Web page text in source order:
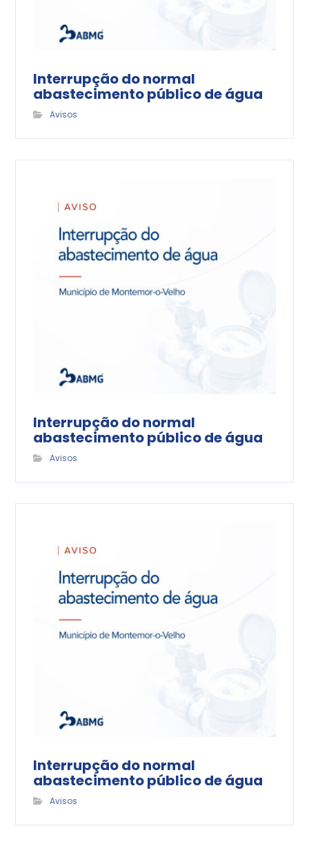
Interrupção do normal
abastecimento público de água
Avisos
Interrupção do normal
abastecimento público de água
Avisos
Interrupção do normal
abastecimento público de água
Avisos